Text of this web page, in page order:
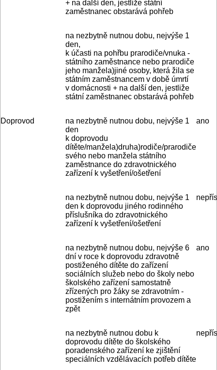
+ na další den, jestliže státní
zaměstnanec obstarává pohřeb
na nezbytně nutnou dobu, nejvýše 1
den,
k účasti na pohřbu prarodiče/vnuka ­
státního zaměstnance nebo prarodiče
jeho manžela)jiné osoby, která žila se
státním zaměstnancem v době úmrtí
v domácnosti + na další den, jestliže
státní zaměstnanec obstarává pohřeb
Doprovod
na nezbytně nutnou dobu, nejvýše 1
den
k doprovodu
dítěte/manžela)druha)rodiče/prarodiče
svého nebo manžela státního
zaměstnance do zdravotnického
zařízení k vyšetření/ošetření
ano
na nezbytně nutnou dobu, nejvýše 1
den k doprovodu jiného rodinného
příslušníka do zdravotnického
zařízení k vyšetření/ošetření
na nezbytně nutnou dobu, nejvýše 6
dní v roce k doprovodu zdravotně
postiženého dítěte do zařízení
sociálních služeb nebo do školy nebo
školského zařízení samostatně
zřízených pro žáky se zdravotním ­
postižením s internátním provozem a
zpět
ano
na nezbytně nutnou dobu k
doprovodu dítěte do školského
poradenského zařízení ke zjištění
speciálních vzdělávacích potřeb dítěte